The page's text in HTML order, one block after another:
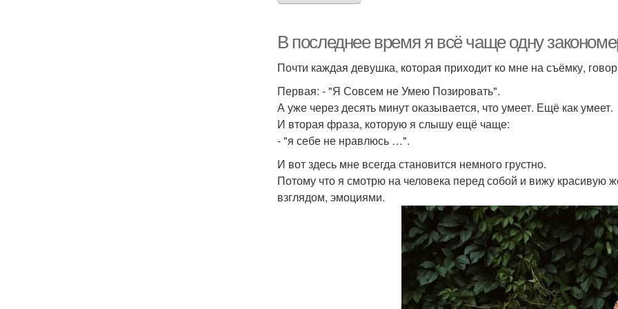
В последнее время я всё чаще одну
Почти каждая девушка, которая приходит ко мне на съёмку,
Первая: - "Я Совсем не Умею Позировать".
А уже через десять минут оказывается, что умеет. Ещё как умеет.
И вторая фраза, которую я слышу ещё чаще:
- "я себе не нравлюсь …".
И вот здесь мне всегда становится немного грустно.
Потому что я смотрю на человека перед собой и вижу
взглядом, эмоциями.